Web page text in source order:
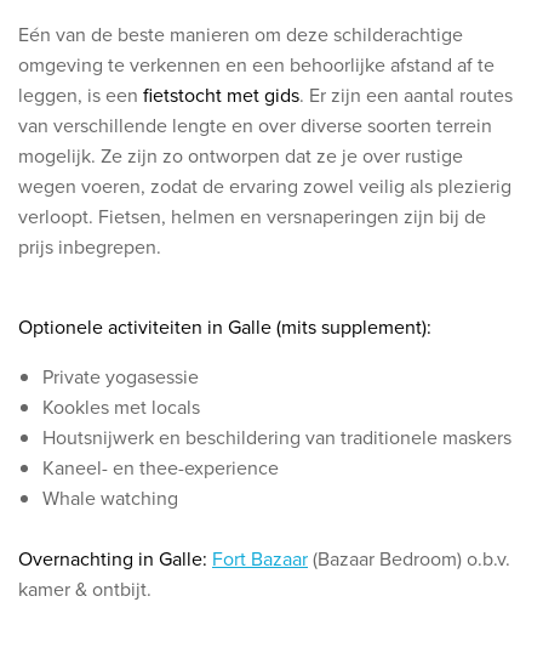
Eén van de beste manieren om deze schilderachtige
omgeving te verkennen en een behoorlijke afstand af te
leggen, is een fietstocht met gids. Er zijn een aantal routes
van verschillende lengte en over diverse soorten terrein
mogelijk. Ze zijn zo ontworpen dat ze je over rustige
wegen voeren, zodat de ervaring zowel veilig als plezierig
verloopt. Fietsen, helmen en versnaperingen zijn bij de
prijs inbegrepen.
Optionele activiteiten in Galle (mits supplement):
Private yogasessie
Kookles met locals
Houtsnijwerk en beschildering van traditionele maskers
Kaneel- en thee-experience
Whale watching
Overnachting in Galle: Fort Bazaar(Bazaar Bedroom) o.b.v.
kamer & ontbijt.